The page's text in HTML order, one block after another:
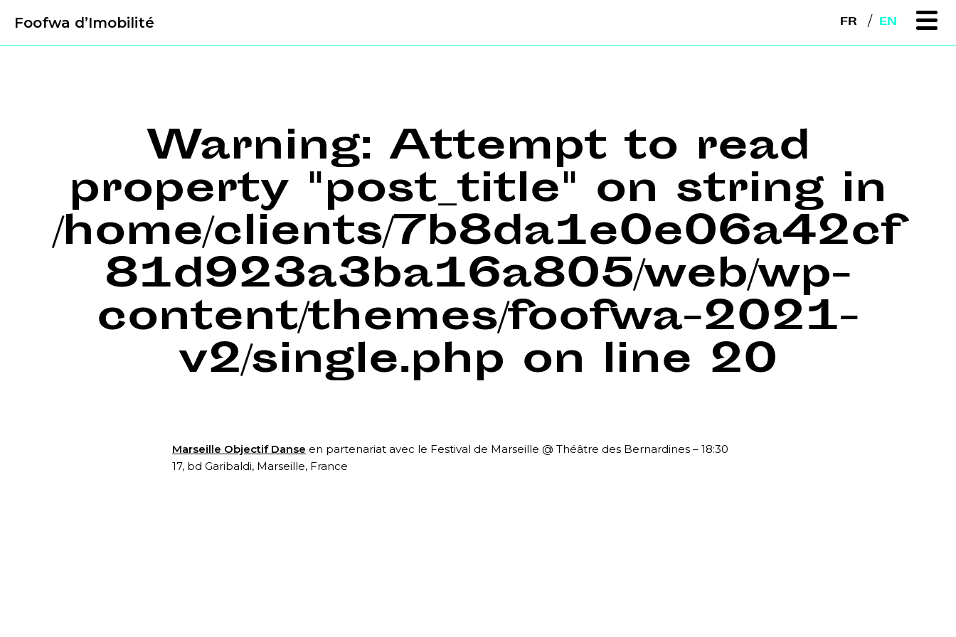
Foofwa d’Imobilité FR EN
Warning: Attempt to read
property "post_title" on string in
/home/clients/7b8da1e0e06a42cf
81d923a3ba16a805/web/wp-
content/themes/foofwa-2021-
v2/single.php on line 20
Marseille Objectif Danse en partenariat avec le Festival de Marseille @ Théâtre des Bernardines – 18:30
17, bd Garibaldi, Marseille, France